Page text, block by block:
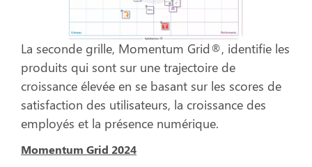
La seconde grille, Momentum Grid®, identifie les
produits qui sont sur une trajectoire de
croissance élevée en se basant sur les scores de
satisfaction des utilisateurs, la croissance des
employés et la présence numérique.
Momentum Grid 2024